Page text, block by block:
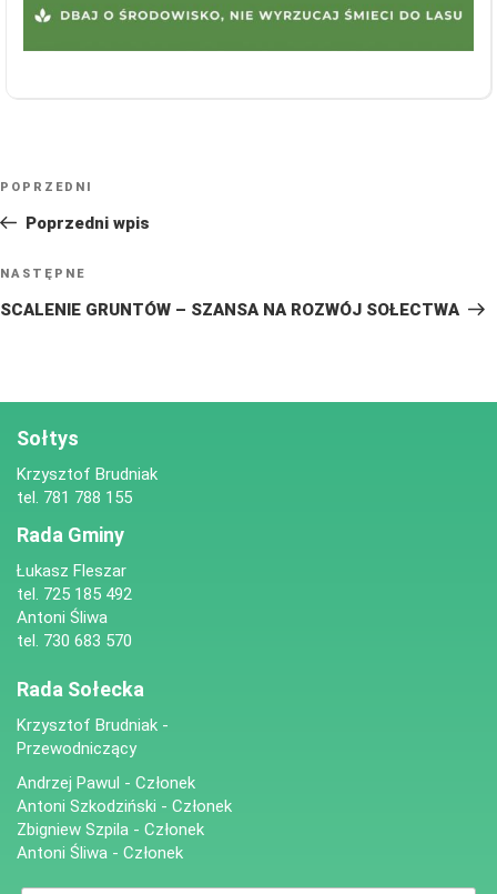
WPISU
Poprzedni
wpis
POPRZEDNI
Poprzedni wpis
Następny
wpis
NASTĘPNE
SCALENIE GRUNTÓW – SZANSA NA ROZWÓJ SOŁECTWA
Sołtys
Krzysztof Brudniak
tel. 781 788 155
Rada Gminy
Łukasz Fleszar
tel. 725 185 492
Antoni Śliwa
tel. 730 683 570
Rada Sołecka
Krzysztof Brudniak -
Przewodniczący
Andrzej Pawul - Członek
Antoni Szkodziński - Członek
Zbigniew Szpila - Członek
Antoni Śliwa - Członek